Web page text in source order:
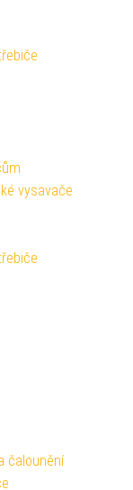
vysavače
čalounění